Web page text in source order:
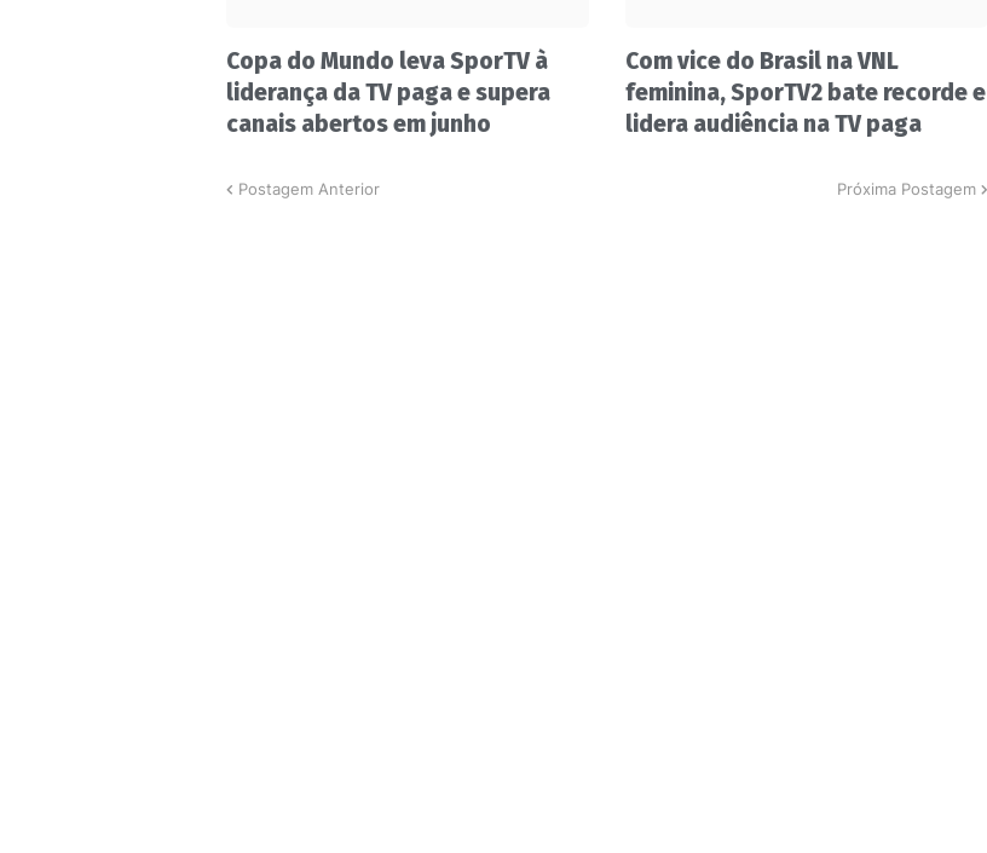
Copa do Mundo leva SporTV à
liderança da TV paga e supera
canais abertos em junho
Com vice do Brasil na VNL
feminina, SporTV2 bate recorde e
lidera audiência na TV paga
Postagem Anterior Próxima Postagem